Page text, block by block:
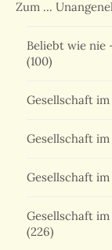
Zum …
Beliebt wie nie
(100)
Gesellschaft
Gesellschaft
Gesellschaft
Gesellschaft
(226)